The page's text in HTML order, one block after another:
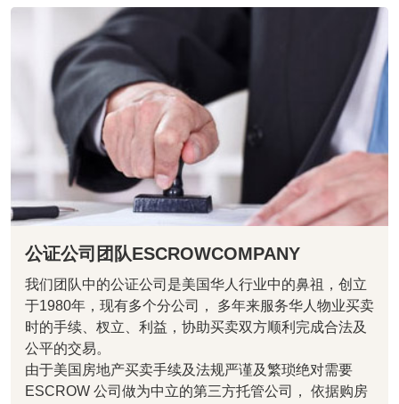
公证公司团队ESCROWCOMPANY
我们团队中的公证公司是美国华人行业中的鼻祖，创立
于1980年，现有多个分公司， 多年来服务华人物业买卖
时的手续、杈立、利益，协助买卖双方顺利完成合法及
公平的交易。
由于美国房地产买卖手续及法规严谨及繁琐绝对需要
ESCROW 公司做为中立的第三方托管公司， 依据购房